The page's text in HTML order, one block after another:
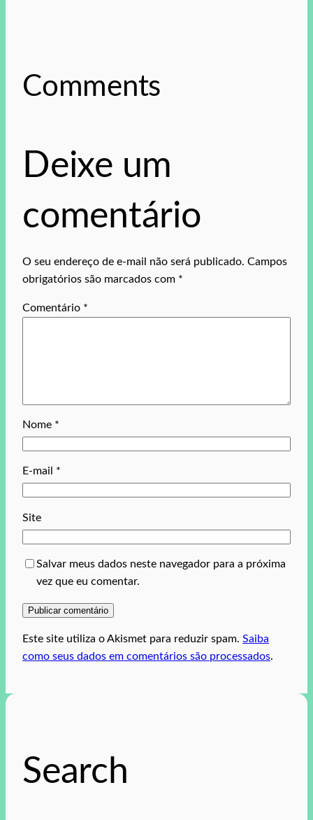
Comments
Deixe um
comentário
O seu endereço de e-mail não será publicado. Campos
obrigatórios são marcados com *
Comentário *
Nome *
E-mail *
Site
Salvar meus dados neste navegador para a próxima
vez que eu comentar.
Este site utiliza o Akismet para reduzir spam. Saiba
como seus dados em comentários são processados.
Search